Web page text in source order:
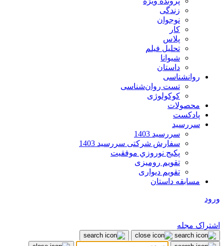
زندگی
نوجوان
کار
پلاس
تحلیل فیلم
شیوانا
داستان
روانشناسی
تست روان‌شناسی
کوکولوژی
محصولات
پادکست
سررسید
سررسید 1403
سفارش شرکتی سررسید 1403
پکيج نوروزي موفقيت
تقویم رومیزی
تقویم دیواری
مسابقه داستان
ورود
اشتراک مجله